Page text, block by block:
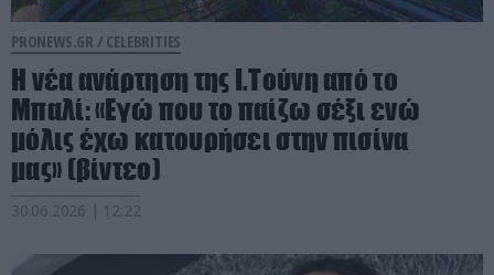
PRONEWS.GR / CELEBRITIES
Η νέα ανάρτηση της Ι.Τούνη από το
Μπαλί: «Εγώ που το παίζω σέξι ενώ
μόλις έχω κατουρήσει στην πισίνα
μας» (βίντεο)
30.06.2026 | 12:22